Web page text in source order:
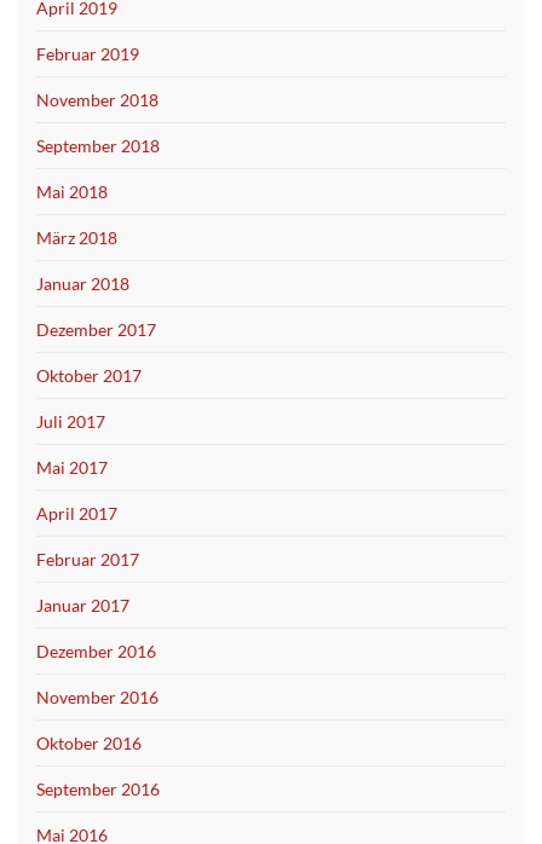
April 2019
Februar 2019
November 2018
September 2018
Mai 2018
März 2018
Januar 2018
Dezember 2017
Oktober 2017
Juli 2017
Mai 2017
April 2017
Februar 2017
Januar 2017
Dezember 2016
November 2016
Oktober 2016
September 2016
Mai 2016